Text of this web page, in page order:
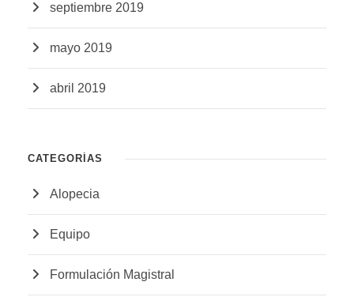
septiembre 2019
mayo 2019
abril 2019
CATEGORÍAS
Alopecia
Equipo
Formulación Magistral